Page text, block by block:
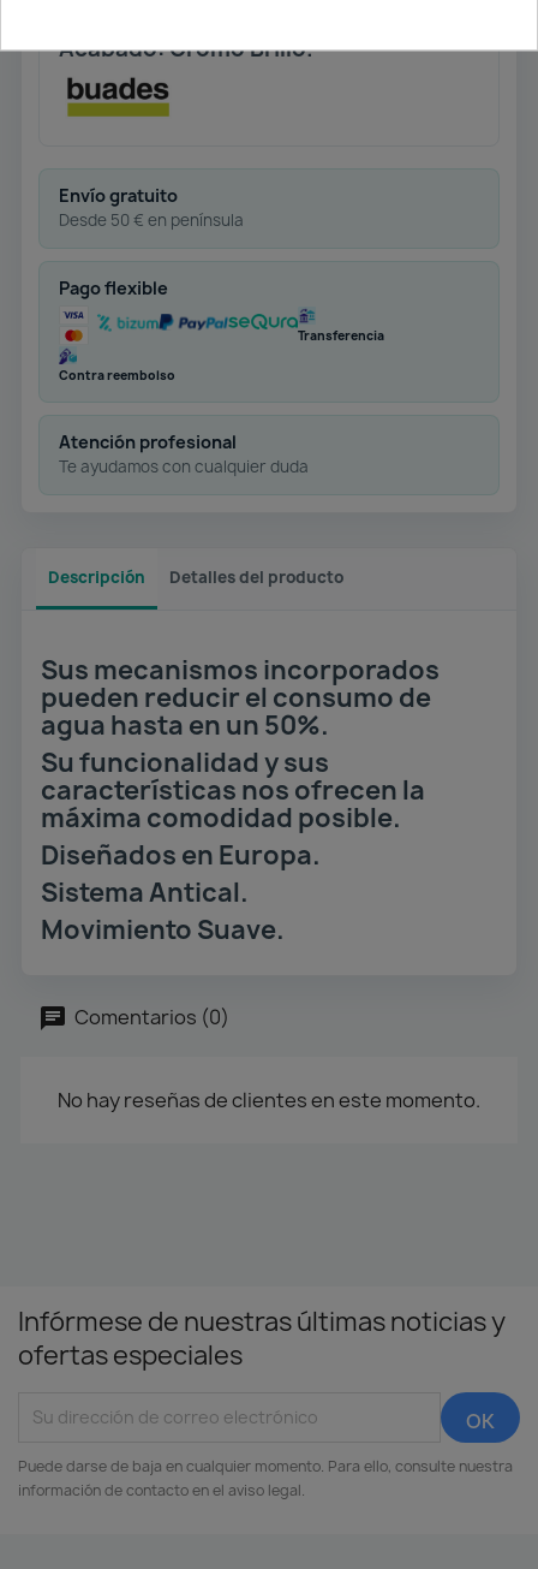
Acabado: Cromo Brillo.
Envío gratuito
Desde 50 € en península
Pago flexible
Transferencia
Contra reembolso
Atención profesional
Te ayudamos con cualquier duda
Descripción Detalles del producto
Sus mecanismos incorporados
pueden reducir el consumo de
agua hasta en un 50%.
Su funcionalidad y sus
características nos ofrecen la
máxima comodidad posible.
Diseñados en Europa.
Sistema Antical.
Movimiento Suave.
Comentarios (0)
No hay reseñas de clientes en este momento.
Infórmese de nuestras últimas noticias y
ofertas especiales
Puede darse de baja en cualquier momento. Para ello, consulte nuestra
información de contacto en el aviso legal.